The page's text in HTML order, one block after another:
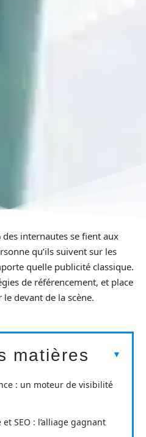
internautes se fient aux
qu’ils suivent sur les
quelle publicité classique.
de référencement, et place
devant de la scène.
matières
: un moteur de visibilité
SEO : l’alliage gagnant